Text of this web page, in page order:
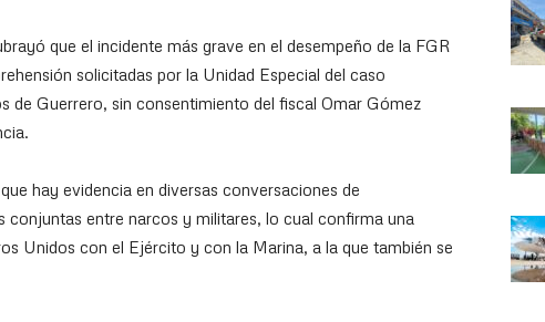
que el incidente más grave en el desempeño de la FGR
solicitadas por la Unidad Especial del caso
de Guerrero, sin consentimiento del fiscal Omar Gómez
hay evidencia en diversas conversaciones de
entre narcos y militares, lo cual confirma una
Unidos con el Ejército y con la Marina, a la que también se